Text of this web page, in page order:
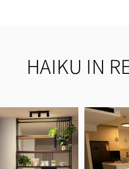
HAIKU IN